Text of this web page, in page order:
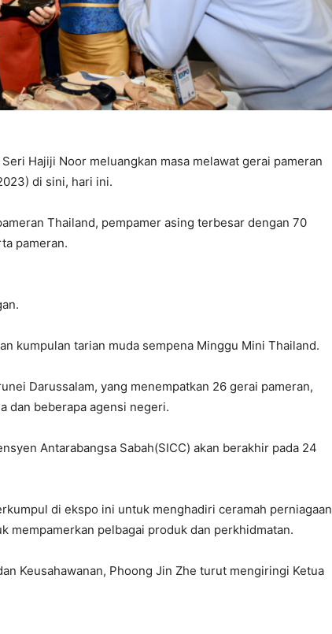
Hajiji Noor meluangkan masa melawat gerai pameran
di sini, hari ini.
Thailand, pempamer asing terbesar dengan 70
pameran.
kumpulan tarian muda sempena Minggu Mini Thailand.
Darussalam, yang menempatkan 26 gerai pameran,
dan beberapa agensi negeri.
Antarabangsa Sabah(SICC) akan berakhir pada 24
di ekspo ini untuk menghadiri ceramah perniagaan
mempamerkan pelbagai produk dan perkhidmatan.
Keusahawanan, Phoong Jin Zhe turut mengiringi Ketua